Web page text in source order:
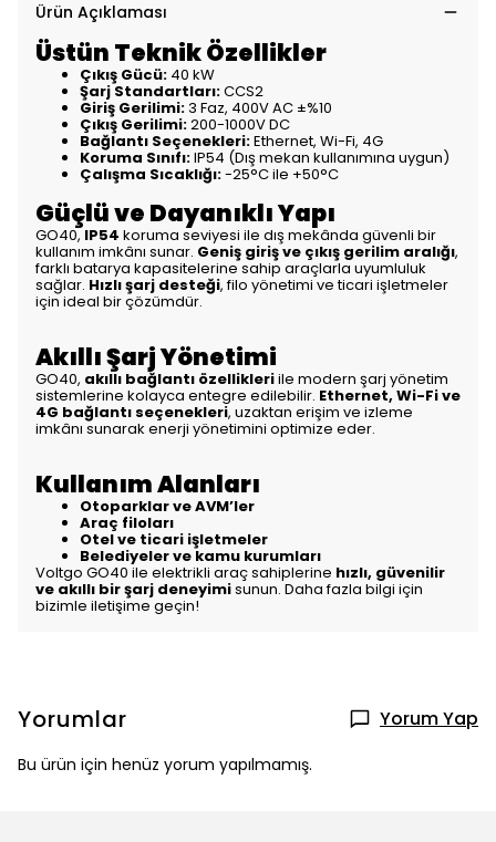
Ürün Açıklaması
Üstün Teknik Özellikler
Çıkış Gücü: 40 kW
Şarj Standartları:CCS2
Giriş Gerilimi:3 Faz, 400V AC ±%10
Çıkış Gerilimi:200-1000V DC
Bağlantı Seçenekleri:Ethernet, Wi-Fi, 4G
Koruma Sınıfı:IP54 (Dış mekan kullanımına uygun)
Çalışma Sıcaklığı:-25°C ile +50°C
Güçlü ve Dayanıklı Yapı
GO40,IP54 koruma seviyesi ile dış mekânda güvenli bir
kullanım imkânı sunar. Geniş giriş ve çıkış gerilim aralığı,
farklı batarya kapasitelerine sahip araçlarla uyumluluk
sağlar. Hızlı şarj desteği, filo yönetimi ve ticari işletmeler
için ideal bir çözümdür.
Akıllı Şarj Yönetimi
GO40, akıllı bağlantı özellikleriile modern şarj yönetim
sistemlerine kolayca entegre edilebilir. Ethernet, Wi-Fi ve
4G bağlantı seçenekleri, uzaktan erişim ve izleme
imkânı sunarak enerji yönetimini optimize eder.
Kullanım Alanları
Otoparklar ve AVM’ler
Araç filoları
Otel ve ticari işletmeler
Belediyeler ve kamu kurumları
Voltgo GO40 ile elektrikli araç sahiplerine hızlı, güvenilir
ve akıllı bir şarj deneyimisunun. Daha fazla bilgi için
bizimle iletişime geçin!
Yorumlar Yorum Yap
Bu ürün için henüz yorum yapılmamış.